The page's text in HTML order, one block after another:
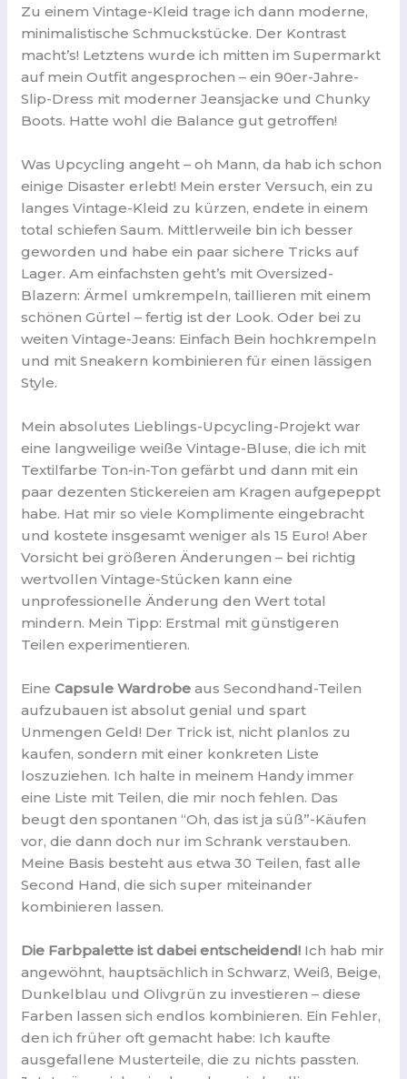
Zu einem Vintage-Kleid trage ich dann moderne,
minimalistische Schmuckstücke. Der Kontrast
macht’s! Letztens wurde ich mitten im Supermarkt
auf mein Outfit angesprochen – ein 90er-Jahre-
Slip-Dress mit moderner Jeansjacke und Chunky
Boots. Hatte wohl die Balance gut getroffen!
Was Upcycling angeht – oh Mann, da hab ich schon
einige Disaster erlebt! Mein erster Versuch, ein zu
langes Vintage-Kleid zu kürzen, endete in einem
total schiefen Saum. Mittlerweile bin ich besser
geworden und habe ein paar sichere Tricks auf
Lager. Am einfachsten geht’s mit Oversized-
Blazern: Ärmel umkrempeln, taillieren mit einem
schönen Gürtel – fertig ist der Look. Oder bei zu
weiten Vintage-Jeans: Einfach Bein hochkrempeln
und mit Sneakern kombinieren für einen lässigen
Style.
Mein absolutes Lieblings-Upcycling-Projekt war
eine langweilige weiße Vintage-Bluse, die ich mit
Textilfarbe Ton-in-Ton gefärbt und dann mit ein
paar dezenten Stickereien am Kragen aufgepeppt
habe. Hat mir so viele Komplimente eingebracht
und kostete insgesamt weniger als 15 Euro! Aber
Vorsicht bei größeren Änderungen – bei richtig
wertvollen Vintage-Stücken kann eine
unprofessionelle Änderung den Wert total
mindern. Mein Tipp: Erstmal mit günstigeren
Teilen experimentieren.
EineCapsule Wardrobe aus Secondhand-Teilen
aufzubauen ist absolut genial und spart
Unmengen Geld! Der Trick ist, nicht planlos zu
kaufen, sondern mit einer konkreten Liste
loszuziehen. Ich halte in meinem Handy immer
eine Liste mit Teilen, die mir noch fehlen. Das
beugt den spontanen “Oh, das ist ja süß”-Käufen
vor, die dann doch nur im Schrank verstauben.
Meine Basis besteht aus etwa 30 Teilen, fast alle
Second Hand, die sich super miteinander
kombinieren lassen.
Die Farbpalette ist dabei entscheidend! Ich hab mir
angewöhnt, hauptsächlich in Schwarz, Weiß, Beige,
Dunkelblau und Olivgrün zu investieren – diese
Farben lassen sich endlos kombinieren. Ein Fehler,
den ich früher oft gemacht habe: Ich kaufte
ausgefallene Musterteile, die zu nichts passten.